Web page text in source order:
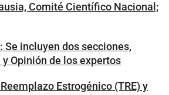
Comité Científico Nacional;
Se incluyen dos secciones,
Opinión de los expertos
Estrogénico (TRE) y